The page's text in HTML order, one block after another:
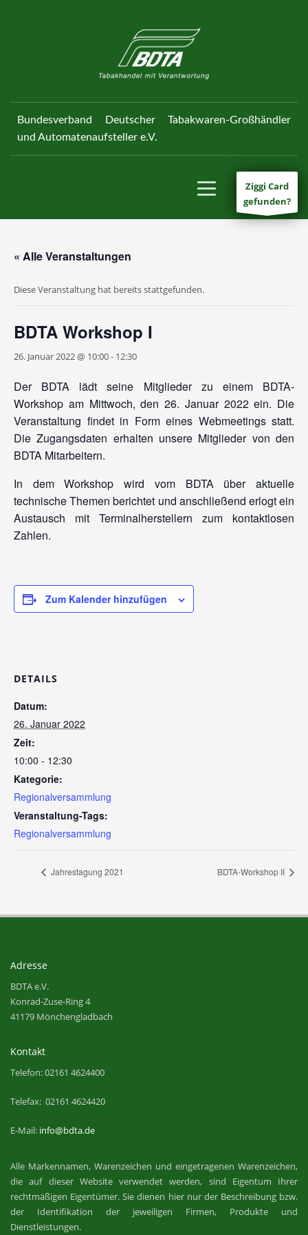
Bundesverband Deutscher Tabakwaren-Großhändler
und Automatenaufsteller e.V.
Ziggi Card
gefunden?
« Alle Veranstaltungen
Diese Veranstaltung hat bereits stattgefunden.
BDTA Workshop I
26. Januar 2022 @ 10:00- 12:30
Der BDTA lädt seine Mitglieder zu einem BDTA-
Workshop am Mittwoch, den 26. Januar 2022 ein. Die
Veranstaltung findet in Form eines Webmeetings statt.
Die Zugangsdaten erhalten unsere Mitglieder von den
BDTA Mitarbeitern.
In dem Workshop wird vom BDTA über aktuelle
technische Themen berichtet und anschließend erlogt ein
Austausch mit Terminalherstellern zum kontaktlosen
Zahlen.
Zum Kalender hinzufügen
DETAILS
Datum:
26. Januar 2022
Zeit:
10:00 - 12:30
Kategorie:
Regionalversammlung
Veranstaltung-Tags:
Regionalversammlung
Jahrestagung 2021 BDTA-Workshop II
Adresse
BDTA e.V.
Konrad-Zuse-Ring 4
41179 Mönchengladbach
Kontakt
Telefon: 02161 4624400
Telefax: 02161 4624420
E-Mail: info@bdta.de
Alle Markennamen, Warenzeichen und eingetragenen Warenzeichen,
die auf dieser Website verwendet werden, sind Eigentum Ihrer
rechtmäßigen Eigentümer. Sie dienen hier nur der Beschreibung bzw.
der Identifikation der jeweiligen Firmen, Produkte und
Dienstleistungen.